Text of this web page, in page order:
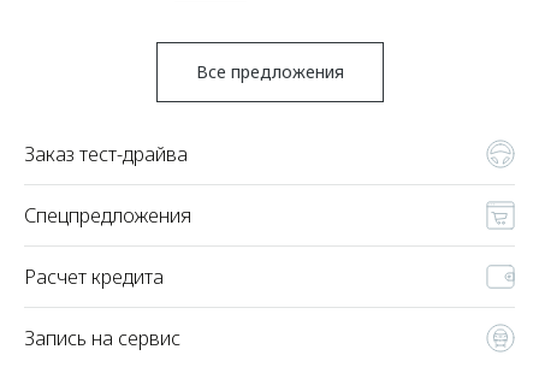
Все предложения
Заказ тест-драйва
Спецпредложения
Расчет кредита
Запись на сервис